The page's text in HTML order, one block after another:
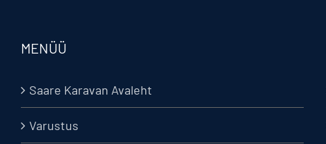
MENÜÜ
Saare Karavan Avaleht
Varustus